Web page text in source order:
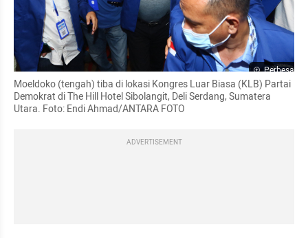
Perbesar
Moeldoko (tengah) tiba di lokasi Kongres Luar Biasa (KLB) Partai
Demokrat di The Hill Hotel Sibolangit, Deli Serdang, Sumatera
Utara. Foto: Endi Ahmad/ANTARA FOTO
ADVERTISEMENT